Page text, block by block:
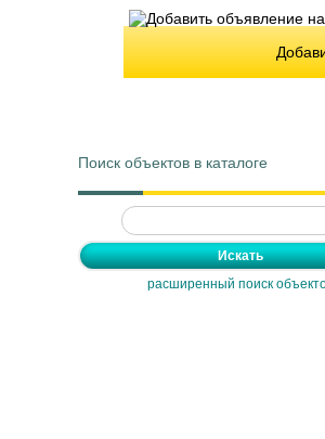
Поиск объектов в каталоге
расширенный поиск